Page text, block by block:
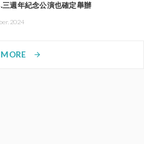
週年紀念公演也確定舉辦
arrow_forward